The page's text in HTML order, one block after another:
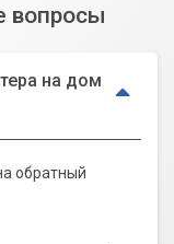
вопросы
на дом
обратный